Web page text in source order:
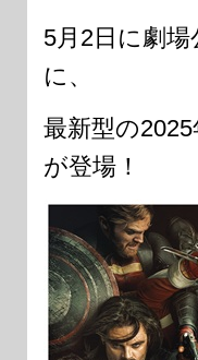
5月2日に劇
に、
最新型の
が登場！